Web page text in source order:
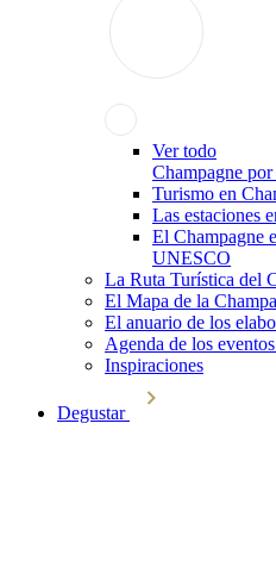
Ver todo
Champagne por
Turismo en
Las estaciones
El Champagne
UNESCO
La Ruta Turística del
El Mapa de la
El anuario de los
Agenda de los
Inspiraciones
Degustar